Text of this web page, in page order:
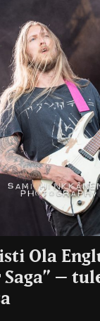
Ola
Saga” –